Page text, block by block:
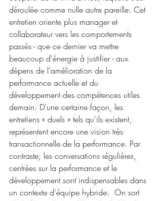
déroulée comme nulle autre pareille. Cet
entretien oriente plus manager et
collaborateur vers les comportements
passés - que ce dernier va mettre
beaucoup d'énergie à justifier - aux
dépens de l'amélioration de la
performance actuelle et du
développement des compétences utiles
demain. D'une certaine façon, les
entretiens « duels » tels qu'ils existent,
représentent encore une vision très
transactionnelle de la performance. Par
contraste, les conversations régulières,
centrées sur la performance et le
développement sont indispensables dans
un contexte d'équipe hybride.  On sort